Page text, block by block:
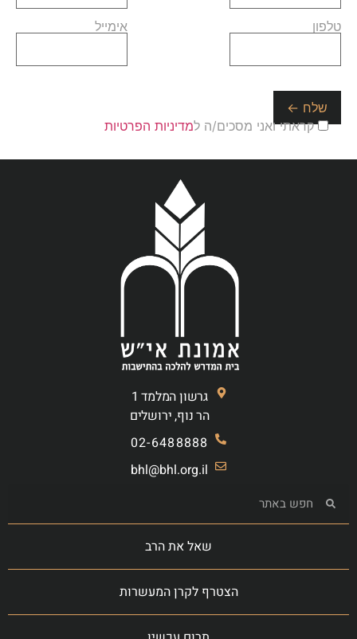
טלפון אימייל
קראתי ואני מסכים/ה למדיניות הפרטיות
גרשון המלמד 1
הר נוף, ירושלים
02-6488888
bhl@bhl.org.il
שאל את הרב
הצטרף לקרן המעשרות